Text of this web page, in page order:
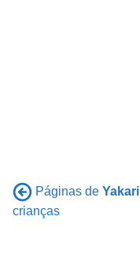
Páginas de Yakari
crianças